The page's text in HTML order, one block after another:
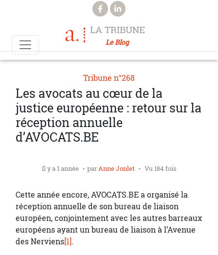
Aller au contenu principal
LA TRIBUNE
Le Blog
Tribune n°268
Les avocats au cœur de la
justice européenne : retour sur la
réception annuelle
d’AVOCATS.BE
Il y a 1 année parAnne Jonlet Vu 184 fois
Cette année encore, AVOCATS.BE a organisé la
réception annuelle de son bureau de liaison
européen, conjointement avec les autres barreaux
européens ayant un bureau de liaison à l’Avenue
des Nerviens[1].